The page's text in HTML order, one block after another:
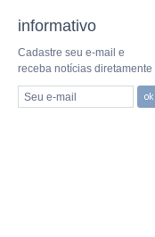
informativo
Cadastre seu e-mail e
receba notícias diretamente
Seu e-mail